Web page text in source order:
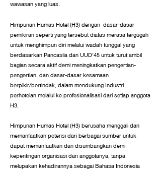
wawasan yang luas.
Himpunan Humas Hotel (H3) dengan dasar-dasar
pemikiran seperti yang tersebut diatas merasa tergugah
untuk menghimpun diri melalui wadah tunggal yang
berdasarkan Pancasila dan UUD’45 untuk turut ambil
bagian secara aktif demi meningkatkan pengertian-
pengertian, dan dasar-dasar kesamaan
berpikir/bertindak, dalam mendukung Industri
perhotelan melalui ke profesionalisasi dari setiap anggota
H3.
Himpunan Humas Hotel (H3) berusaha menggali dan
memanfaatkan potensi dari berbagai sumber untuk
dapat memanfaatkan dan disumbangkan demi
kepentingan organisasi dan anggotanya, tanpa
melupakan kehadirannya sebagai Bahasa Indonesia